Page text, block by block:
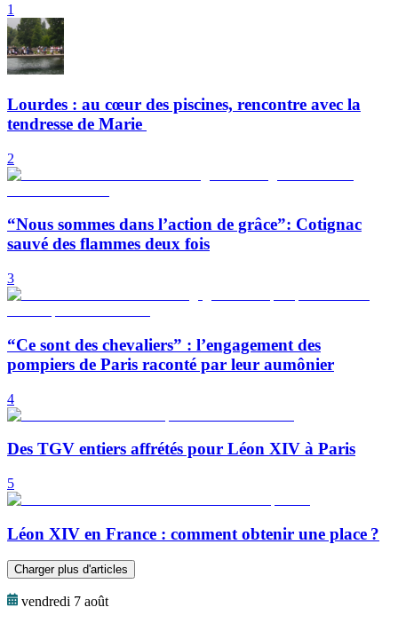
1
Lourdes : au cœur des piscines, rencontre avec la
tendresse de Marie
2
“Nous sommes dans l’action de grâce”: Cotignac
sauvé des flammes deux fois
3
“Ce sont des chevaliers” : l’engagement des
pompiers de Paris raconté par leur aumônier
4
Des TGV entiers affrétés pour Léon XIV à Paris
5
Léon XIV en France : comment obtenir une place ?
Charger plus d'articles
vendredi 7 août